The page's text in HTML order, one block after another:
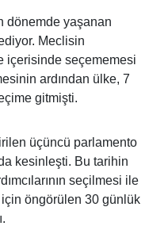
dönemde yaşanan
Meclisin
içerisinde seçememesi
ardından ülke, 7
gitmişti.
üçüncü parlamento
kesinleşti. Bu tarihin
seçilmesi ile
öngörülen 30 günlük